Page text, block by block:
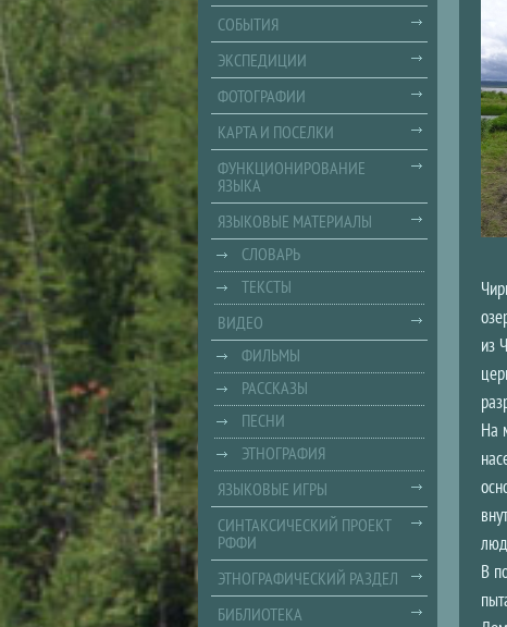
из
На
В
СОБЫТИЯ
ЭКСПЕДИЦИИ
ФОТОГРАФИИ
КАРТА И ПОСЕЛКИ
ФУНКЦИОНИРОВАНИЕ
ЯЗЫКА
ЯЗЫКОВЫЕ МАТЕРИАЛЫ
СЛОВАРЬ
ТЕКСТЫ
ВИДЕО
ФИЛЬМЫ
РАССКАЗЫ
ПЕСНИ
ЭТНОГРАФИЯ
ЯЗЫКОВЫЕ ИГРЫ
СИНТАКСИЧЕСКИЙ ПРОЕКТ
РФФИ
ЭТНОГРАФИЧЕСКИЙ РАЗДЕЛ
БИБЛИОТЕКА